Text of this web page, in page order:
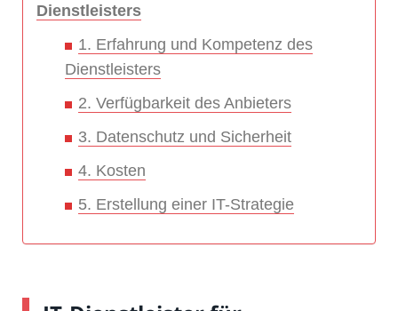
Dienstleisters
1. Erfahrung und Kompetenz des
Dienstleisters
2. Verfügbarkeit des Anbieters
3. Datenschutz und Sicherheit
4. Kosten
5. Erstellung einer IT-Strategie